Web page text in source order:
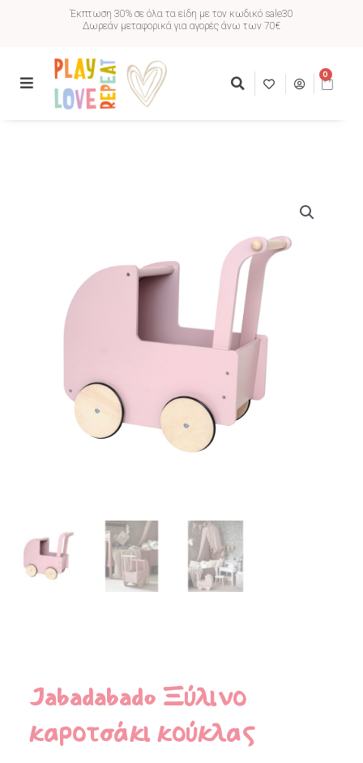
Έκπτωση 30% σε όλα τα είδη με τον κωδικό sale30
Δωρεάν μεταφορικά για αγορές άνω των 70€
0
Jabadabado Ξύλινο
καροτσάκι κούκλας